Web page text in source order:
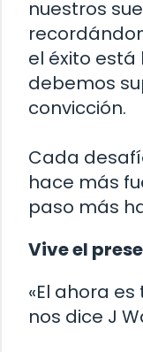
nuestros
el éxito
debemos
convicción.
Cada
hace más
paso más
Vive el
«El ahora
nos dice J